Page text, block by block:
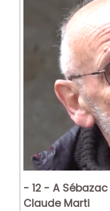
- 12 - A
Claude Marti